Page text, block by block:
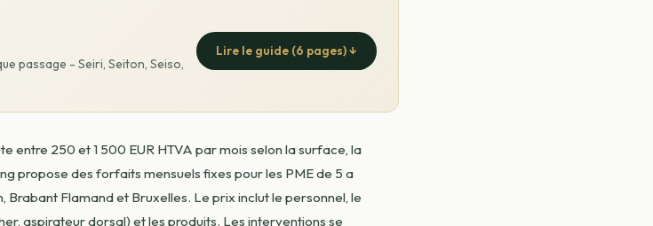
passage - Seiri, Seiton, Seiso,
Lire le guide (6 pages) ↓
entre 250 et 1 500 EUR HTVA par mois selon la surface, la
propose des forfaits mensuels fixes pour les PME de 5 a
Brabant Flamand et Bruxelles. Le prix inclut le personnel, le
aspirateur dorsal) et les produits. Les interventions se